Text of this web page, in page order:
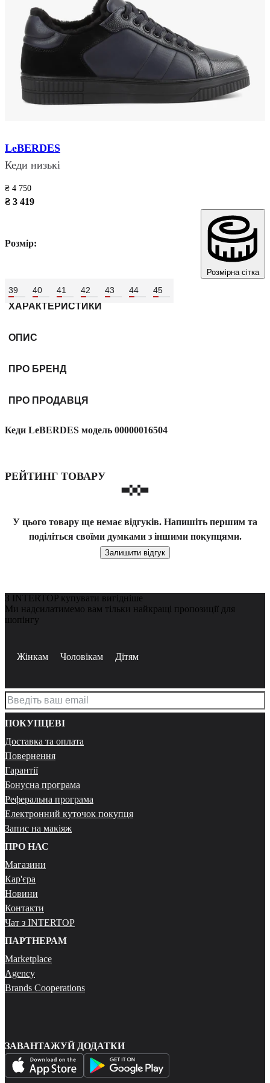
LeBERDES
Кеди низькі
₴ 4 750
₴ 3 419
Розмір:
Розмірна сітка
39 40 41 42 43 44 45
ХАРАКТЕРИСТИКИ
ОПИС
ПРО БРЕНД
ПРО ПРОДАВЦЯ
Кеди LeBERDES модель 00000016504
РЕЙТИНГ ТОВАРУ
У цього товару ще немає відгуків. Напишіть першим та
поділіться своїми думками з іншими покупцями.
Залишити відгук
З INTERTOP купувати вигідніше
Ми надсилатимемо вам тільки найкращі пропозиції для
шопінгу
Жінкам Чоловікам Дітям
ПОКУПЦЕВІ
Доставка та оплата
Повернення
Гарантії
Бонусна програма
Реферальна програма
Електронний куточок покупця
Запис на макіяж
ПРО НАС
Магазини
Кар'єра
Новини
Контакти
Чат з INTERTOP
ПАРТНЕРАМ
Marketplace
Agency
Brands Cooperations
ЗАВАНТАЖУЙ ДОДАТКИ